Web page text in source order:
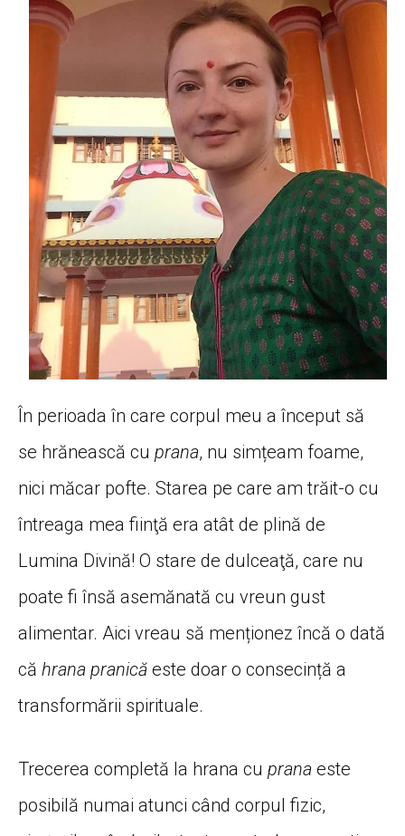
În perioada în care corpul meu a început să
se hrănească cu prana, nu simțeam foame,
nici măcar pofte. Starea pe care am trăit-o cu
întreaga mea fiinţă era atât de plină de
Lumina Divină! O stare de dulceaţă, care nu
poate fi însă asemănată cu vreun gust
alimentar. Aici vreau să menționez încă o dată
că hrana pranică este doar o consecință a
transformării spirituale.
Trecerea completă la hrana cu prana este
posibilă numai atunci când corpul fizic,